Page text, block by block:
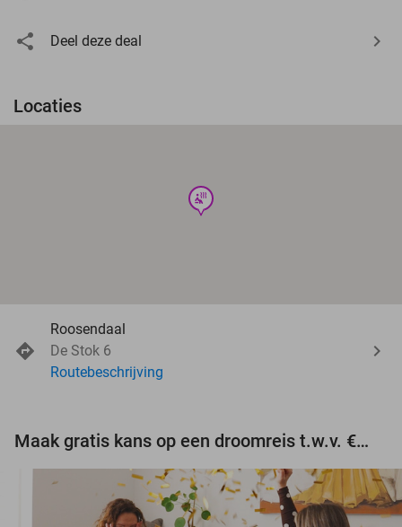
Deel deze deal
Locaties
wellness
Roosendaal
De Stok 6
Routebeschrijving
Maak gratis kans op een droomreis t.w.v. €3.000!